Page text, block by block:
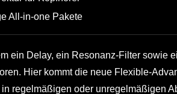
All-in-one Pakete
ein Delay, ein Resonanz-Filter sowie
Hier kommt die neue Flexible-
regelmäßigen oder unregelmäßigen